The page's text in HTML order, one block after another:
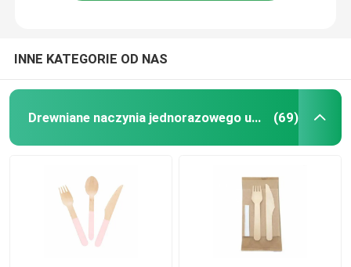
INNE KATEGORIE OD NAS
Drewniane naczynia jednorazowego użytku (69)